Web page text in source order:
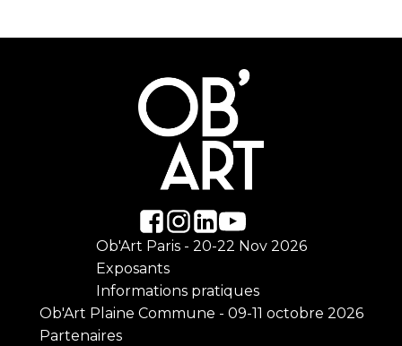
Ob'Art Paris - 20-22 Nov 2026
Exposants
Informations pratiques
Ob'Art Plaine Commune - 09-11 octobre 2026
Partenaires